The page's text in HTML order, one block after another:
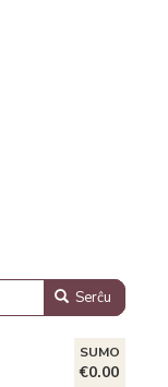
Serĉu
SUMO
€0.00